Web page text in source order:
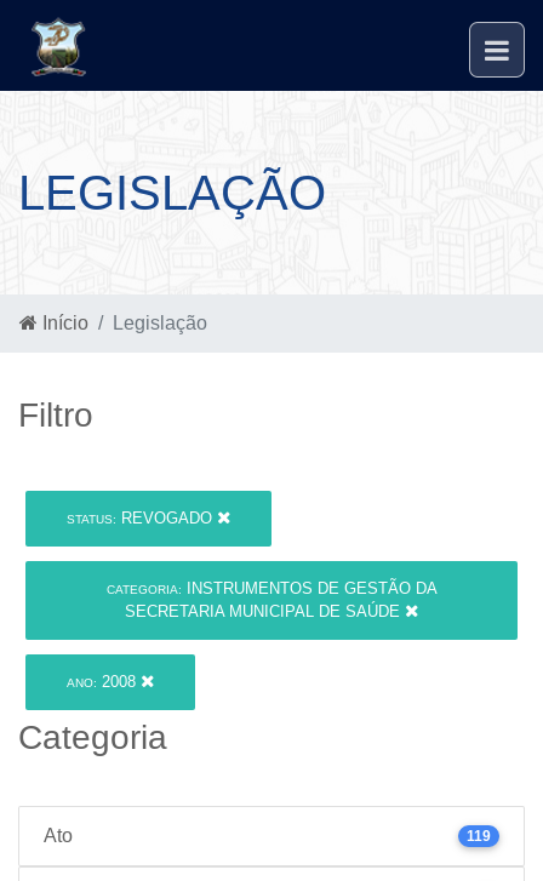
LEGISLAÇÃO
Início Legislação
Filtro
STATUS: REVOGADO
CATEGORIA:
INSTRUMENTOS DE GESTÃO DA
SECRETARIA MUNICIPAL DE SAÚDE
ANO: 2008
Categoria
Ato 119